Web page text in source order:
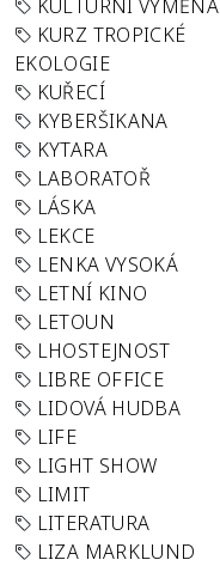
KULTURNÍ VÝMĚNA
KURZ TROPICKÉ
EKOLOGIE
KUŘECÍ
KYBERŠIKANA
KYTARA
LABORATOŘ
LÁSKA
LEKCE
LENKA VYSOKÁ
LETNÍ KINO
LETOUN
LHOSTEJNOST
LIBRE OFFICE
LIDOVÁ HUDBA
LIFE
LIGHT SHOW
LIMIT
LITERATURA
LIZA MARKLUND